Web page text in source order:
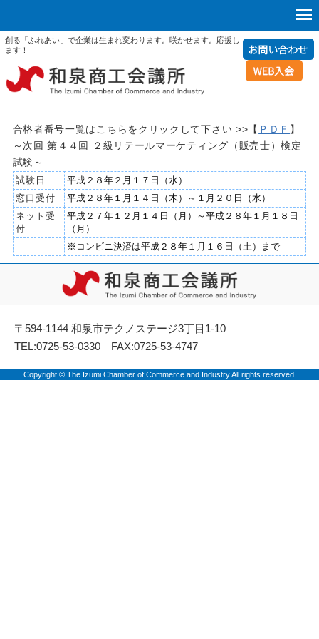
創る「ふれあい」で企業は生まれ変わります。咲かせます。応援し
ます！
合格者番号一覧はこちらをクリックして下さい >>【 ＰＤＦ 】
～次回 第４４回 ２級リテールマーケティング（販売士）検定
試験～
試験日
平成２８年２月１７日（水）
窓口受付
平成２８年１月１４日（木）～１月２０日（水）
ネット受
付
平成２７年１２月１４日（月）～平成２８年１月１８日
（月）
※コンビニ決済は平成２８年１月１６日（土）まで
〒594-1144 和泉市テクノステージ3丁目1-10
TEL:0725-53-0330 FAX:0725-53-4747
Copyright © The Izumi Chamber of Commerce and Industry.All rights reserved.